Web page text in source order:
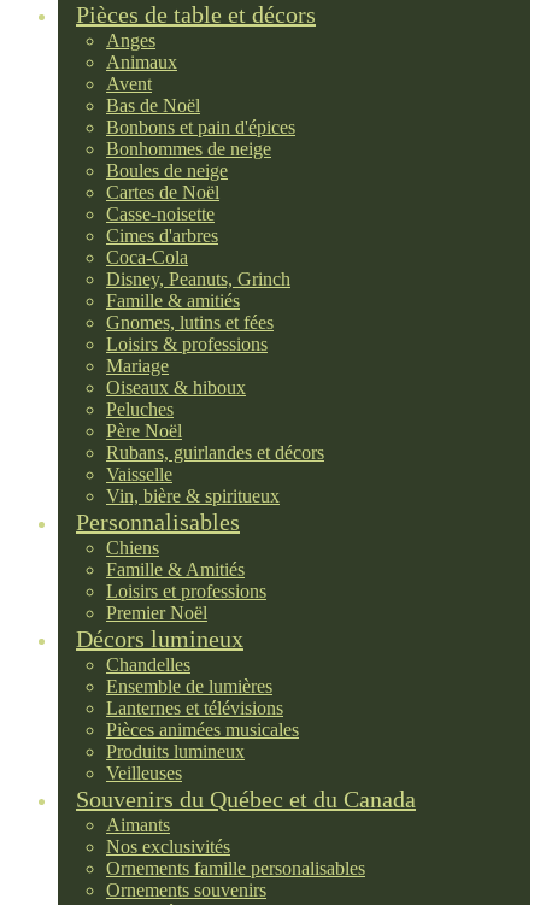
Pièces de table et décors
Anges
Animaux
Avent
Bas de Noël
Bonbons et pain d'épices
Bonhommes de neige
Boules de neige
Cartes de Noël
Casse-noisette
Cimes d'arbres
Coca-Cola
Disney, Peanuts, Grinch
Famille & amitiés
Gnomes, lutins et fées
Loisirs & professions
Mariage
Oiseaux & hiboux
Peluches
Père Noël
Rubans, guirlandes et décors
Vaisselle
Vin, bière & spiritueux
Personnalisables
Chiens
Famille & Amitiés
Loisirs et professions
Premier Noël
Décors lumineux
Chandelles
Ensemble de lumières
Lanternes et télévisions
Pièces animées musicales
Produits lumineux
Veilleuses
Souvenirs du Québec et du Canada
Aimants
Nos exclusivités
Ornements famille personalisables
Ornements souvenirs